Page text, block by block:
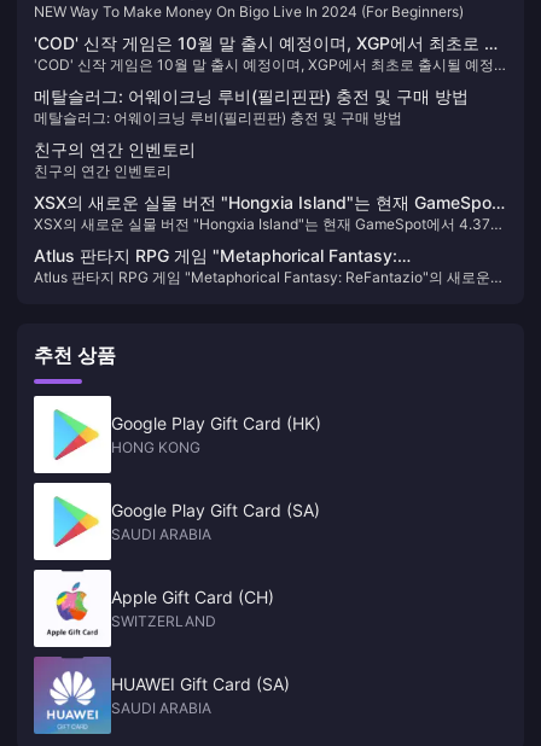
NEW Way To Make Money On Bigo Live In 2024 (For Beginners)
'COD' 신작 게임은 10월 말 출시 예정이며, XGP에서 최초로 출
시될 예정인 것으로 알려졌다.
'COD' 신작 게임은 10월 말 출시 예정이며, XGP에서 최초로 출시될 예정
메탈슬러그: 어웨이크닝 루비(필리핀판) 충전 및 구매 방법
메탈슬러그: 어웨이크닝 루비(필리핀판) 충전 및 구매 방법
친구의 연간 인벤토리
친구의 연간 인벤토리
XSX의 새로운 실물 버전 "Hongxia Island"는 현재 GameSpot
에서 4.37달러에 불과합니다.
XSX의 새로운 실물 버전 "Hongxia Island"는 현재 GameSpot에서 4.37달
Atlus 판타지 RPG 게임 "Metaphorical Fantasy:
ReFantazio"의 새로운 스크린샷
Atlus 판타지 RPG 게임 "Metaphorical Fantasy: ReFantazio"의 새로운
추천 상품
Google Play Gift Card (HK)
HONG KONG
Google Play Gift Card (SA)
SAUDI ARABIA
Apple Gift Card (CH)
SWITZERLAND
HUAWEI Gift Card (SA)
SAUDI ARABIA